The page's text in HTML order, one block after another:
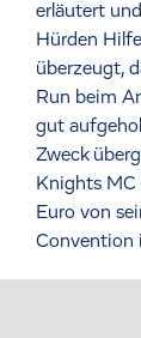
erläutert
Hürden
überzeugt,
Run beim
gut
Zweck
Knights MC
Euro von
Convention